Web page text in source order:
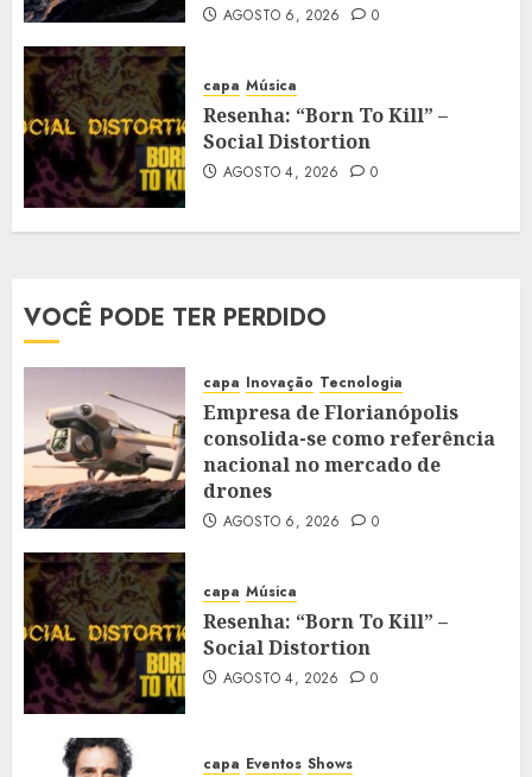
AGOSTO 6, 2026 0
capa Música
Resenha: “Born To Kill” –
Social Distortion
AGOSTO 4, 2026 0
VOCÊ PODE TER PERDIDO
capa Inovação Tecnologia
Empresa de Florianópolis
consolida-se como referência
nacional no mercado de
drones
AGOSTO 6, 2026 0
capa Música
Resenha: “Born To Kill” –
Social Distortion
AGOSTO 4, 2026 0
capa Eventos Shows